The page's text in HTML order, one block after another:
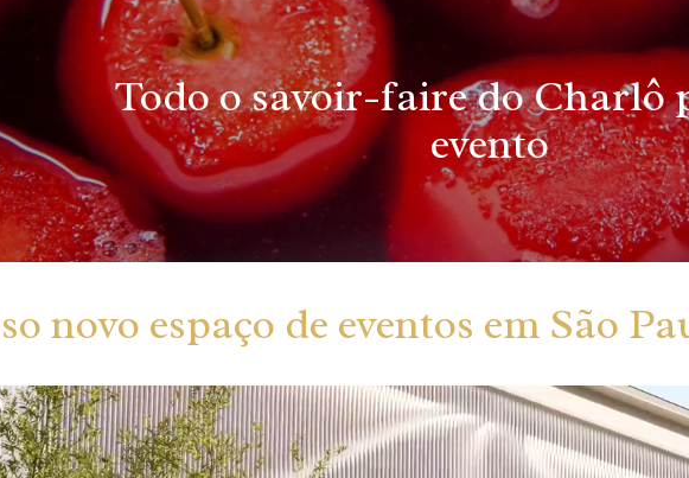
Todo o savoir-faire do Charlô
evento
novo espaço de eventos em São